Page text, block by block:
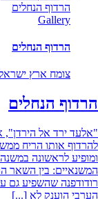
הרדוף הנחלים
Gallery
הרדוף הנחלים
צומח ארץ
הרדוף הנחלים
"אלעד ירד אל הירדן",
להרדוף אותו הריח
ומופיע לראשונה
המשנאיים: בין השאר
רודודפנה שהשפיע גם
הערבי הוענק לא [...]